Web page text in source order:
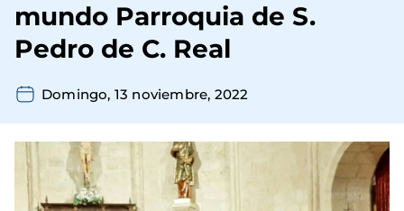
mundo Parroquia de S.
Pedro de C. Real
Domingo, 13 noviembre, 2022